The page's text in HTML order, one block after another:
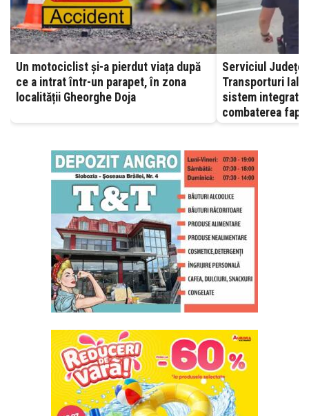
Un motociclist și-a pierdut viața după
ce a intrat într-un parapet, în zona
localității Gheorghe Doja
Serviciul
Transporturi Ialomița –
sistem integrat,
combaterea